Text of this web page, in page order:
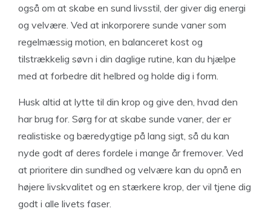
også om at skabe en sund livsstil, der giver dig energi
og velvære. Ved at inkorporere sunde vaner som
regelmæssig motion, en balanceret kost og
tilstrækkelig søvn i din daglige rutine, kan du hjælpe
med at forbedre dit helbred og holde dig i form.
Husk altid at lytte til din krop og give den, hvad den
har brug for. Sørg for at skabe sunde vaner, der er
realistiske og bæredygtige på lang sigt, så du kan
nyde godt af deres fordele i mange år fremover. Ved
at prioritere din sundhed og velvære kan du opnå en
højere livskvalitet og en stærkere krop, der vil tjene dig
godt i alle livets faser.